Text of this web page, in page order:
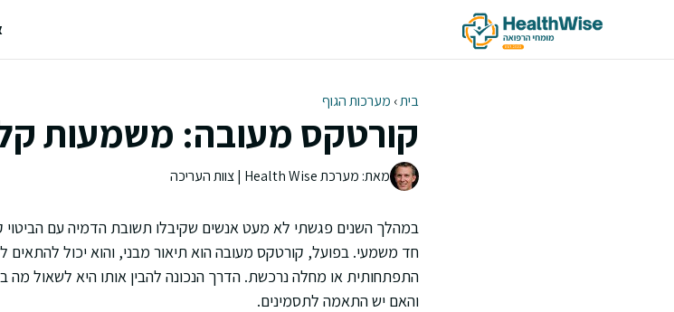
בית› מערכות הגוף
קורטקס מעובה: משמעות
מאת: מערכת Health Wise | צוות העריכה
במהלך השנים פגשתי לא מעט אנשים שקיבלו תשובת הדמיה עם
חד משמעי. בפועל, קורטקס מעובה הוא תיאור מבני, והוא יכול להתאים
התפתחותית או מחלה נרכשת. הדרך הנכונה להבין אותו היא לשאול מה
והאם יש התאמה לתסמינים.